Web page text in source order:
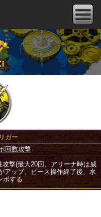
ガー
回数攻撃
撃(最大20回、アリーナ時は威
アップ、ピース操作終了後、水
ボする